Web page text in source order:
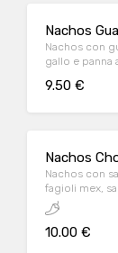
Nachos
Nachos con
gallo e panna
9.50 €
Nachos
Nachos con
fagioli mex,
10.00 €